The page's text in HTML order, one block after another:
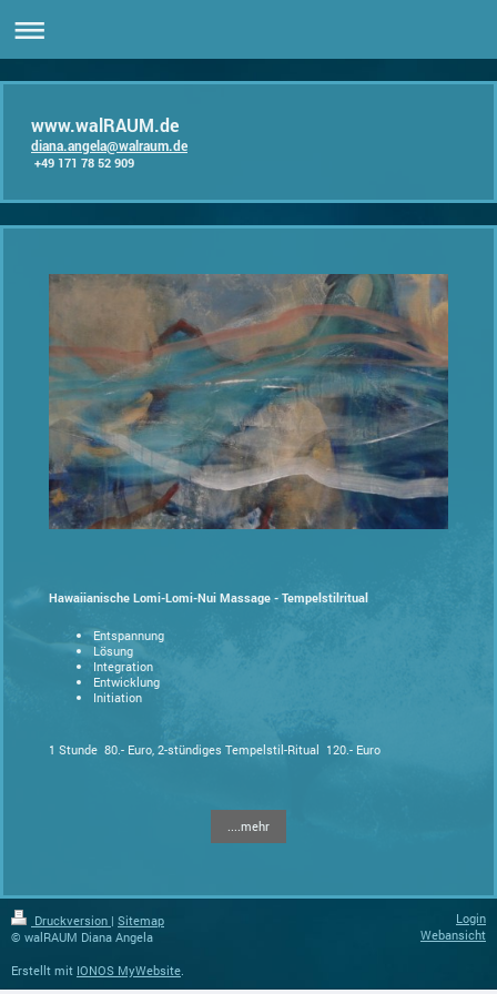
www.walRAUM.de
diana.angela@walraum.de
+49 171 78 52 909
Hawaiianische Lomi-Lomi-Nui Massage - Tempelstilritual
Entspannung
Lösung
Integration
Entwicklung
Initiation
1 Stunde 80.- Euro, 2-stündiges Tempelstil-Ritual 120.- Euro
....mehr
Druckversion | Sitemap
© walRAUM Diana Angela
Erstellt mit IONOS MyWebsite.
Login
Webansicht